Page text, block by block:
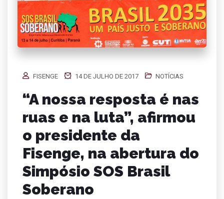
FISENGE 14 DE JULHO DE 2017 NOTÍCIAS
“A nossa resposta é nas
ruas e na luta”, afirmou
o presidente da
Fisenge, na abertura do
Simpósio SOS Brasil
Soberano